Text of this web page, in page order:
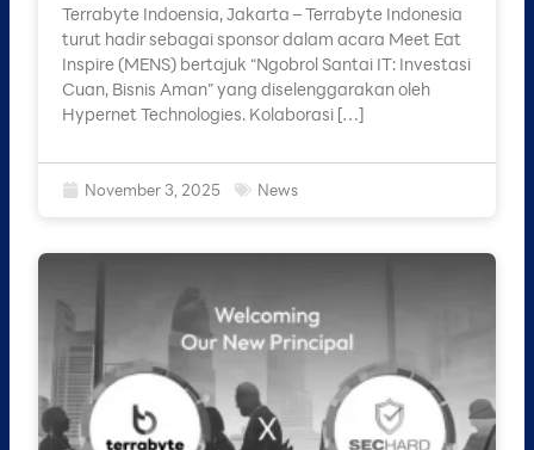
Terrabyte Indoensia, Jakarta – Terrabyte Indonesia
turut hadir sebagai sponsor dalam acara Meet Eat
Inspire (MENS) bertajuk “Ngobrol Santai IT: Investasi
Cuan, Bisnis Aman” yang diselenggarakan oleh
Hypernet Technologies. Kolaborasi […]
November 3, 2025 News